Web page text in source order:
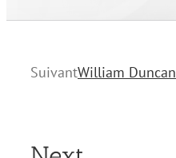
SuivantWilliam Duncan